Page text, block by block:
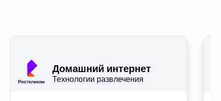
Домашний интернет
Технологии развлечения